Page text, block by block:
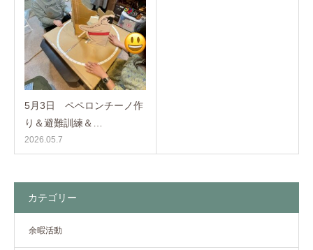
5月3日 ペペロンチーノ作
り＆避難訓練＆…
2026.05.7
カテゴリー
余暇活動